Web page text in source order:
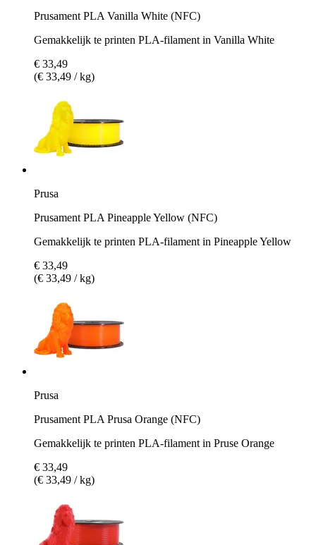
Prusament PLA Vanilla White (NFC)
Gemakkelijk te printen PLA-filament in Vanilla White
€ 33,49
(€ 33,49 / kg)
Prusa
Prusament PLA Pineapple Yellow (NFC)
Gemakkelijk te printen PLA-filament in Pineapple Yellow
€ 33,49
(€ 33,49 / kg)
Prusa
Prusament PLA Prusa Orange (NFC)
Gemakkelijk te printen PLA-filament in Pruse Orange
€ 33,49
(€ 33,49 / kg)